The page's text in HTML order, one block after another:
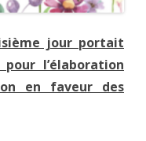
jour portait
l’élaboration
en faveur des